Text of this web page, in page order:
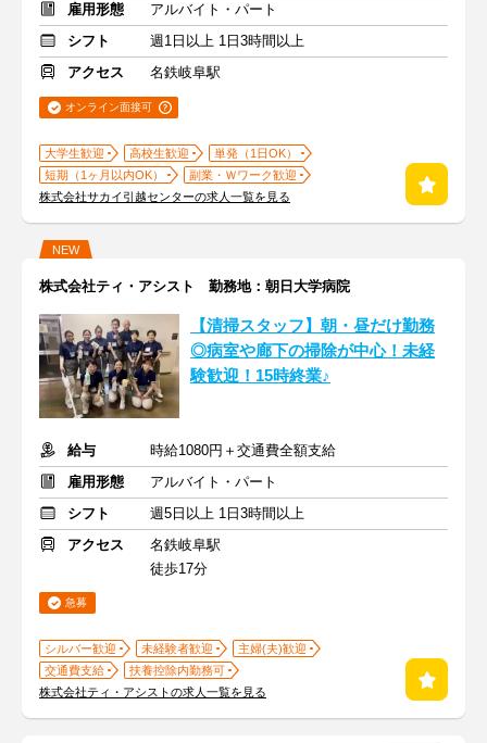
雇用形態
アルバイト・パート
シフト
週1日以上 1日3時間以上
アクセス
名鉄岐阜駅
オンライン面接可
大学生歓迎 高校生歓迎
単発（1日OK）
短期（1ヶ月以内OK）
副業・Ｗワーク歓迎
株式会社サカイ引越センターの求人一覧を見る
NEW
株式会社ティ・アシスト 勤務地：朝日大学病院
【清掃スタッフ】朝・昼だけ勤務
◎病室や廊下の掃除が中心！未経
験歓迎！15時終業♪
給与
時給1080円＋交通費全額支給
雇用形態
アルバイト・パート
シフト
週5日以上 1日3時間以上
アクセス
名鉄岐阜駅
徒歩17分
急募
シルバー歓迎 未経験者歓迎
主婦(夫)歓迎
交通費支給
扶養控除内勤務可
株式会社ティ・アシストの求人一覧を見る